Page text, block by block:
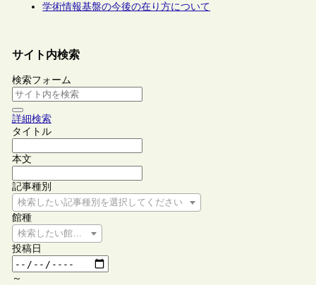
学術情報基盤の今後の在り方について
サイト内検索
検索フォーム
詳細検索
タイトル
本文
記事種別
検索したい記事種別を選択してください
館種
検索したい館種を選択してください
投稿日
～